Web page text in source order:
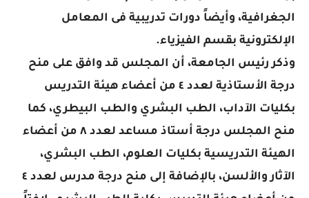
الجغرافية، وأيضاً دورات تدريبية فى المعامل
الإلكترونية بقسم الفيزياء.
وذكر رئيس الجامعة، أن المجلس قد وافق على منح
درجة الأستاذية لعدد ٤ من أعضاء هيئة التدريس
بكليات الآداب، الطب البشري والطب البيطري، كما
منح المجلس درجة أستاذ مساعد لعدد ٨ من أعضاء
الهيئة التدريسية بكليات العلوم، الطب البشري،
الآثار والألسن، بالإضافة إلى منح درجة مدرس لعدد ٤